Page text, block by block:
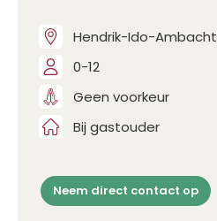
Hendrik-Ido-Ambacht
0-12
Geen voorkeur
Bij gastouder
Neem direct contact op